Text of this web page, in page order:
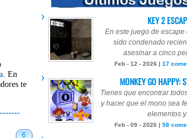
. En
te
6
KEY 2
En este juego de escape
sido condenado
asesinar a cinco
Feb - 12 - 2026 | 17
MONKEY GO HAPPY:
Tienes que encontrar
y hacer que el mono sea
elementos
Feb - 09 - 2026 | 58